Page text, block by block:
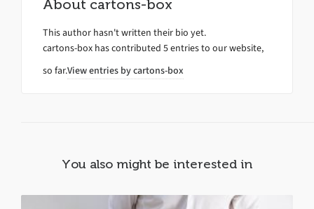
About cartons-box
This author hasn't written their bio yet.
cartons-box has contributed 5 entries to our website,
so far.View entries bycartons-box
You also might be interested in